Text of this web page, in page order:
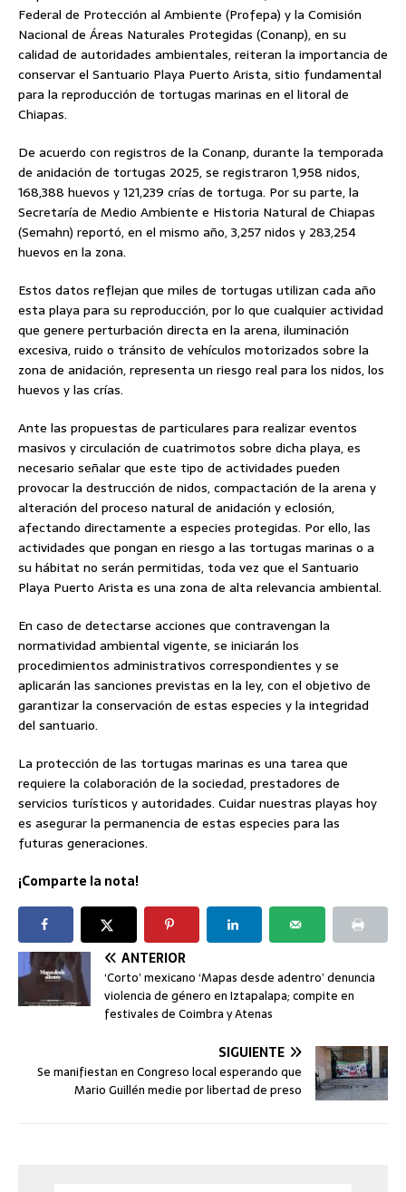
Federal de Protección al Ambiente (Profepa) y la Comisión
Nacional de Áreas Naturales Protegidas (Conanp), en su
calidad de autoridades ambientales, reiteran la importancia de
conservar el Santuario Playa Puerto Arista, sitio fundamental
para la reproducción de tortugas marinas en el litoral de
Chiapas.
De acuerdo con registros de la Conanp, durante la temporada
de anidación de tortugas 2025, se registraron 1,958 nidos,
168,388 huevos y 121,239 crías de tortuga. Por su parte, la
Secretaría de Medio Ambiente e Historia Natural de Chiapas
(Semahn) reportó, en el mismo año, 3,257 nidos y 283,254
huevos en la zona.
Estos datos reflejan que miles de tortugas utilizan cada año
esta playa para su reproducción, por lo que cualquier actividad
que genere perturbación directa en la arena, iluminación
excesiva, ruido o tránsito de vehículos motorizados sobre la
zona de anidación, representa un riesgo real para los nidos, los
huevos y las crías.
Ante las propuestas de particulares para realizar eventos
masivos y circulación de cuatrimotos sobre dicha playa, es
necesario señalar que este tipo de actividades pueden
provocar la destrucción de nidos, compactación de la arena y
alteración del proceso natural de anidación y eclosión,
afectando directamente a especies protegidas. Por ello, las
actividades que pongan en riesgo a las tortugas marinas o a
su hábitat no serán permitidas, toda vez que el Santuario
Playa Puerto Arista es una zona de alta relevancia ambiental.
En caso de detectarse acciones que contravengan la
normatividad ambiental vigente, se iniciarán los
procedimientos administrativos correspondientes y se
aplicarán las sanciones previstas en la ley, con el objetivo de
garantizar la conservación de estas especies y la integridad
del santuario.
La protección de las tortugas marinas es una tarea que
requiere la colaboración de la sociedad, prestadores de
servicios turísticos y autoridades. Cuidar nuestras playas hoy
es asegurar la permanencia de estas especies para las
futuras generaciones.
¡Comparte la nota!
ANTERIOR
‘Corto’ mexicano ‘Mapas desde adentro’ denuncia
violencia de género en Iztapalapa; compite en
festivales de Coimbra y Atenas
SIGUIENTE
Se manifiestan en Congreso local esperando que
Mario Guillén medie por libertad de preso